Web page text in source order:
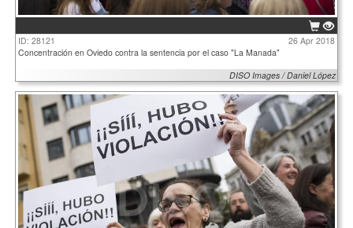
ID: 28121
26 Apr 2018
Concentración en Oviedo contra la sentencia por el caso "La Manada"
DISO Images / Daniel López